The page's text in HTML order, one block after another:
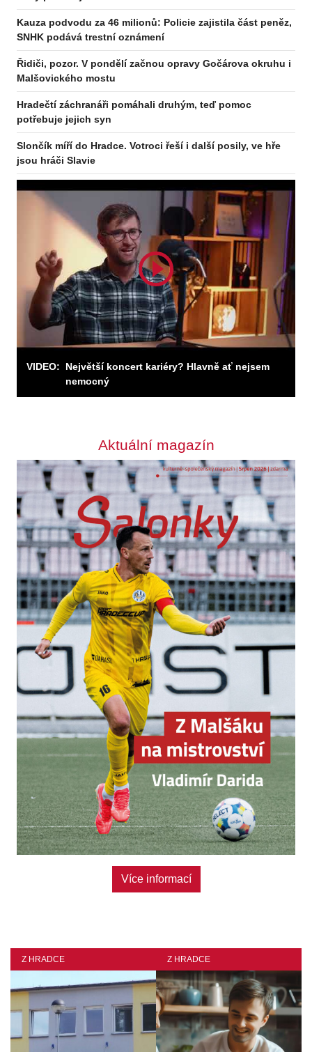
VIDEO:
Největší koncert kariéry? Hlavně ať nejsem
nemocný
Kauza podvodu za 46 milionů: Policie zajistila část peněz,
SNHK podává trestní oznámení
Řidiči, pozor. V pondělí začnou opravy Gočárova okruhu i
Malšovického mostu
Hradečtí záchranáři pomáhali druhým, teď pomoc
potřebuje jejich syn
Slončík míří do Hradce. Votroci řeší i další posily, ve hře
jsou hráči Slavie
Aktuální magazín
Více informací
Odebírejte zpravodaj
Odebírat
Z HRADCE Z HRADCE